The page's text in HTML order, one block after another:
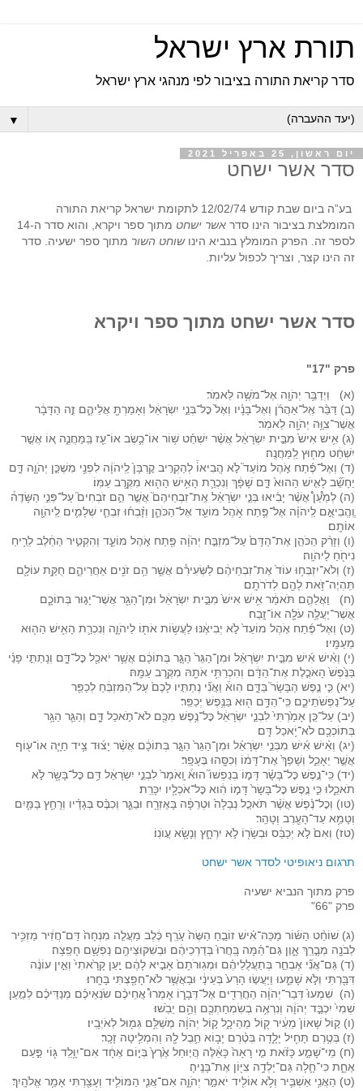
תורת ארץ ישראל
סדר קריאת התורה בציבור לפי מנהגי ארץ ישראל
▼
יום ראשון, 25 באפריל 2021
סדר אשר ישחט
בע”ה ביום שבת קודש 12/02/74 לתקומת ישראל קריאת התורה
המומלצת בציבור הינו סדר אשר ישחט
מתוך ספר ויקרא, והוא סדר ה-14
לספר זה. הפרק המומלץ בנביא הינו שוחט השור מתוך ספר ישעיה. סדר
זה הינו קצר, וצריך לכפול עליות.
סדר אשר ישחט מתוך ספר ויקרא
פרק "17"
(א) וַיְדַבֵּ֥ר יְהֹוָ֖ה אֶל־מֹשֶׁ֥ה לֵּאמֹֽר׃
(ב) דַּבֵּ֨ר אֶֽל־אַהֲרֹ֜ן וְאֶל־בָּנָ֗יו וְאֶל֙ כׇּל־בְּנֵ֣י יִשְׂרָאֵ֔ל וְאָמַרְתָּ֖ אֲלֵיהֶ֑ם זֶ֣ה הַדָּבָ֔ר
אֲשֶׁר־צִוָּ֥ה יְהֹוָ֖ה לֵאמֹֽר׃
(ג) אִ֥ישׁ אִישׁ֙ מִבֵּ֣ית יִשְׂרָאֵ֔ל אֲשֶׁ֨ר יִשְׁחַ֜ט שׁ֥וֹר אוֹ־כֶ֛שֶׂב אוֹ־עֵ֖ז בַּֽמַּחֲנֶ֑ה א֚וֹ אֲשֶׁ֣ר
יִשְׁחַ֔ט מִח֖וּץ לַֽמַּחֲנֶֽה׃
(ד) וְאֶל־פֶּ֜תַח אֹ֣הֶל מוֹעֵד֮ לֹ֣א הֱבִיאוֹ֒ לְהַקְרִ֤יב קׇרְבָּן֙ לַֽיהֹוָ֔ה לִפְנֵ֖י מִשְׁכַּ֣ן יְהֹוָ֑ה דָּ֣ם
יֵחָשֵׁ֞ב לָאִ֤ישׁ הַהוּא֙ דָּ֣ם שָׁפָ֔ךְ וְנִכְרַ֛ת הָאִ֥ישׁ הַה֖וּא מִקֶּ֥רֶב עַמּֽוֹ׃
(ה) לְמַ֩עַן֩ אֲשֶׁ֨ר יָבִ֜יאוּ בְּנֵ֣י יִשְׂרָאֵ֗ל אֶֽת־זִבְחֵיהֶם֮ אֲשֶׁ֣ר הֵ֣ם זֹבְחִים֮ עַל־פְּנֵ֣י הַשָּׂדֶה֒
וֶֽהֱבִיאֻ֣ם לַֽיהֹוָ֗ה אֶל־פֶּ֛תַח אֹ֥הֶל מוֹעֵ֖ד אֶל־הַכֹּהֵ֑ן וְזָ֨בְח֜וּ זִבְחֵ֧י שְׁלָמִ֛ים לַֽיהֹוָ֖ה
אוֹתָֽם׃
(ו) וְזָרַ֨ק הַכֹּהֵ֤ן אֶת־הַדָּם֙ עַל־מִזְבַּ֣ח יְהֹוָ֔ה פֶּ֖תַח אֹ֣הֶל מוֹעֵ֑ד וְהִקְטִ֣יר הַחֵ֔לֶב לְרֵ֥יחַ
נִיחֹ֖חַ לַיהֹוָֽה׃
(ז) וְלֹא־יִזְבְּח֥וּ עוֹד֙ אֶת־זִבְחֵיהֶ֔ם לַשְּׂעִירִ֕ם אֲשֶׁ֛ר הֵ֥ם זֹנִ֖ים אַחֲרֵיהֶ֑ם חֻקַּ֥ת עוֹלָ֛ם
תִּֽהְיֶה־זֹּ֥את לָהֶ֖ם לְדֹרֹתָֽם׃
(ח) וַאֲלֵהֶ֣ם תֹּאמַ֔ר אִ֥ישׁ אִישׁ֙ מִבֵּ֣ית יִשְׂרָאֵ֔ל וּמִן־הַגֵּ֖ר אֲשֶׁר־יָג֣וּר בְּתוֹכָ֑ם
אֲשֶׁר־יַעֲלֶ֥ה עֹלָ֖ה אוֹ־זָֽבַח׃
(ט) וְאֶל־פֶּ֜תַח אֹ֤הֶל מוֹעֵד֙ לֹ֣א יְבִיאֶ֔נּוּ לַעֲשׂ֥וֹת אֹת֖וֹ לַיהֹוָ֑ה וְנִכְרַ֛ת הָאִ֥ישׁ הַה֖וּא
מֵעַמָּֽיו׃
(י) וְאִ֨ישׁ אִ֜ישׁ מִבֵּ֣ית יִשְׂרָאֵ֗ל וּמִן־הַגֵּר֙ הַגָּ֣ר בְּתוֹכָ֔ם אֲשֶׁ֥ר יֹאכַ֖ל כׇּל־דָּ֑ם וְנָתַתִּ֣י פָנַ֗י
בַּנֶּ֙פֶשׁ֙ הָאֹכֶ֣לֶת אֶת־הַדָּ֔ם וְהִכְרַתִּ֥י אֹתָ֖הּ מִקֶּ֥רֶב עַמָּֽהּ׃
(יא) כִּ֣י נֶ֣פֶשׁ הַבָּשָׂר֮ בַּדָּ֣ם הִוא֒ וַאֲנִ֞י נְתַתִּ֤יו לָכֶם֙ עַל־הַמִּזְבֵּ֔חַ לְכַפֵּ֖ר
עַל־נַפְשֹׁתֵיכֶ֑ם כִּֽי־הַדָּ֥ם ה֖וּא בַּנֶּ֥פֶשׁ יְכַפֵּֽר׃
(יב) עַל־כֵּ֤ן אָמַ֙רְתִּי֙ לִבְנֵ֣י יִשְׂרָאֵ֔ל כׇּל־נֶ֥פֶשׁ מִכֶּ֖ם לֹא־תֹ֣אכַל דָּ֑ם וְהַגֵּ֛ר הַגָּ֥ר
בְּתוֹכְכֶ֖ם לֹא־יֹ֥אכַל דָּֽם׃
(יג) וְאִ֨ישׁ אִ֜ישׁ מִבְּנֵ֣י יִשְׂרָאֵ֗ל וּמִן־הַגֵּר֙ הַגָּ֣ר בְּתוֹכָ֔ם אֲשֶׁ֨ר יָצ֜וּד צֵ֥יד חַיָּ֛ה אוֹ־ע֖וֹף
אֲשֶׁ֣ר יֵאָכֵ֑ל וְשָׁפַךְ֙ אֶת־דָּמ֔וֹ וְכִסָּ֖הוּ בֶּעָפָֽר׃
(יד) כִּֽי־נֶ֣פֶשׁ כׇּל־בָּשָׂ֗ר דָּמ֣וֹ בְנַפְשׁוֹ֮ הוּא֒ וָֽאֹמַר֙ לִבְנֵ֣י יִשְׂרָאֵ֔ל דַּ֥ם כׇּל־בָּשָׂ֖ר לֹ֣א
תֹאכֵ֑לוּ כִּ֣י נֶ֤פֶשׁ כׇּל־בָּשָׂר֙ דָּמ֣וֹ הִ֔וא כׇּל־אֹכְלָ֖יו יִכָּרֵֽת׃
(טו) וְכׇל־נֶ֗פֶשׁ אֲשֶׁ֨ר תֹּאכַ֤ל נְבֵלָה֙ וּטְרֵפָ֔ה בָּאֶזְרָ֖ח וּבַגֵּ֑ר וְכִבֶּ֨ס בְּגָדָ֜יו וְרָחַ֥ץ בַּמַּ֛יִם
וְטָמֵ֥א עַד־הָעֶ֖רֶב וְטָהֵֽר׃
(טז) וְאִם֙ לֹ֣א יְכַבֵּ֔ס וּבְשָׂר֖וֹ לֹ֣א יִרְחָ֑ץ וְנָשָׂ֖א עֲוֺנֽוֹ׃
תרגום ניאופיטי לסדר אשר ישחט
פרק מתוך הנביא ישעיה
פרק "66"
(ג) שׁוֹחֵ֨ט הַשּׁ֜וֹר מַכֵּה־אִ֗ישׁ זוֹבֵ֤חַ הַשֶּׂה֙ עֹ֣רֵֽף כֶּ֔לֶב מַעֲלֵ֤ה מִנְחָה֙ דַּם־חֲזִ֔יר מַזְכִּ֥יר
לְבֹנָ֖ה מְבָ֣רֵֽךְ אָ֑וֶן גַּם־הֵ֗מָּה בָּֽחֲרוּ֙ בְּדַרְכֵיהֶ֔ם וּבְשִׁקּוּצֵיהֶ֖ם נַפְשָׁ֥ם חָפֵֽצָה׃
(ד) גַּם־אֲנִ֞י אֶבְחַ֣ר בְּתַעֲלֻלֵיהֶ֗ם וּמְגֽוּרֹתָם֙ אָבִ֣יא לָהֶ֔ם יַ֤עַן קָרָ֙אתִי֙ וְאֵ֣ין עוֹנֶ֔ה
דִּבַּ֖רְתִּי וְלֹ֣א שָׁמֵ֑עוּ וַיַּעֲשׂ֤וּ הָרַע֙ בְּעֵינַ֔י וּבַאֲשֶׁ֥ר לֹא־חָפַ֖צְתִּי בָּחָֽרוּ׃
(ה) שִׁמְעוּ֙ דְּבַר־יְהֹוָ֔ה הַחֲרֵדִ֖ים אֶל־דְּבָר֑וֹ אָמְרוּ֩ אֲחֵיכֶ֨ם שֹׂנְאֵיכֶ֜ם מְנַדֵּיכֶ֗ם לְמַ֤עַן
שְׁמִי֙ יִכְבַּ֣ד יְהֹוָ֔ה וְנִרְאֶ֥ה בְשִׂמְחַתְכֶ֖ם וְהֵ֥ם יֵבֹֽשׁוּ׃
(ו) ק֤וֹל שָׁאוֹן֙ מֵעִ֔יר ק֖וֹל מֵהֵיכָ֑ל ק֣וֹל יְהֹוָ֔ה מְשַׁלֵּ֥ם גְּמ֖וּל לְאֹיְבָֽיו׃
(ז) בְּטֶ֥רֶם תָּחִ֖יל יָלָ֑דָה בְּטֶ֨רֶם יָב֥וֹא חֵ֛בֶל לָ֖הּ וְהִמְלִ֥יטָה זָכָֽר׃
(ח) מִֽי־שָׁמַ֣ע כָּזֹ֗את מִ֤י רָאָה֙ כָּאֵ֔לֶּה הֲי֤וּחַל אֶ֙רֶץ֙ בְּי֣וֹם אֶחָ֔ד אִם־יִוָּ֥לֵֽד גּ֖וֹי פַּ֣עַם
אֶחָ֑ת כִּי־חָ֛לָה גַּם־יָלְדָ֥ה צִיּ֖וֹן אֶת־בָּנֶֽיהָ׃
(ט) הַאֲנִ֥י אַשְׁבִּ֛יר וְלֹ֥א אוֹלִ֖יד יֹאמַ֣ר יְהֹוָ֑ה אִם־אֲנִ֧י הַמּוֹלִ֛יד וְעָצַ֖רְתִּי אָמַ֥ר אֱלֹהָֽיִךְ׃